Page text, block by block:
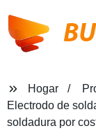
Hogar
Electrodo de
soldadura por